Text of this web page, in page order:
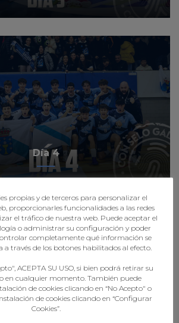
Día 4
propias y de terceros para personalizar el
proporcionarles funcionalidades a las redes
el tráfico de nuestra web. Puede aceptar el
o administrar su configuración y poder
completamente qué información se
a través de los botones habilitados al efecto.
ACEPTA SU USO, si bien podrá retirar su
en cualquier momento. También puede
de cookies clicando en “No Acepto" o
de cookies clicando en “Configurar
Cookies”.